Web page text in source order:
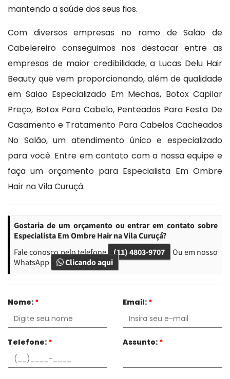
mantendo a saúde dos seus fios.
Com diversos empresas no ramo de Salão de
Cabelereiro conseguimos nos destacar entre as
empresas de maior credibilidade, a Lucas Delu Hair
Beauty que vem proporcionando, além de qualidade
em Salao Especializado Em Mechas, Botox Capilar
Preço, Botox Para Cabelo, Penteados Para Festa De
Casamento e Tratamento Para Cabelos Cacheados
No Salão, um atendimento único e especializado
para você. Entre em contato com a nossa equipe e
faça um orçamento para Especialista Em Ombre
Hair na Vila Curuçá.
Gostaria de um orçamento ou entrar em contato sobre
Especialista Em Ombre Hair na Vila Curuçá?
Fale conosco pelo telefone (11) 4803-9707
Ou em nosso
WhatsApp
Clicando aqui
Nome: * Email: *
Telefone: * Assunto: *